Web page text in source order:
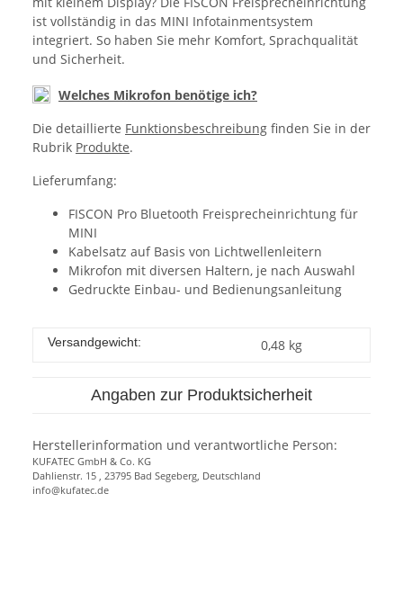
ist vollständig in das MINI Infotainmentsystem
integriert. So haben Sie mehr Komfort, Sprachqualität
und Sicherheit.
Welches Mikrofon benötige ich?
Die detaillierte Funktionsbeschreibung finden Sie in der
Rubrik Produkte.
Lieferumfang:
FISCON Pro Bluetooth Freisprecheinrichtung für
MINI
Kabelsatz auf Basis von Lichtwellenleitern
Mikrofon mit diversen Haltern, je nach Auswahl
Gedruckte Einbau- und Bedienungsanleitung
Versandgewicht: 0,48 kg
Angaben zur Produktsicherheit
Herstellerinformation und verantwortliche Person:
KUFATEC GmbH & Co. KG
Dahlienstr. 15 , 23795 Bad Segeberg, Deutschland
info@kufatec.de